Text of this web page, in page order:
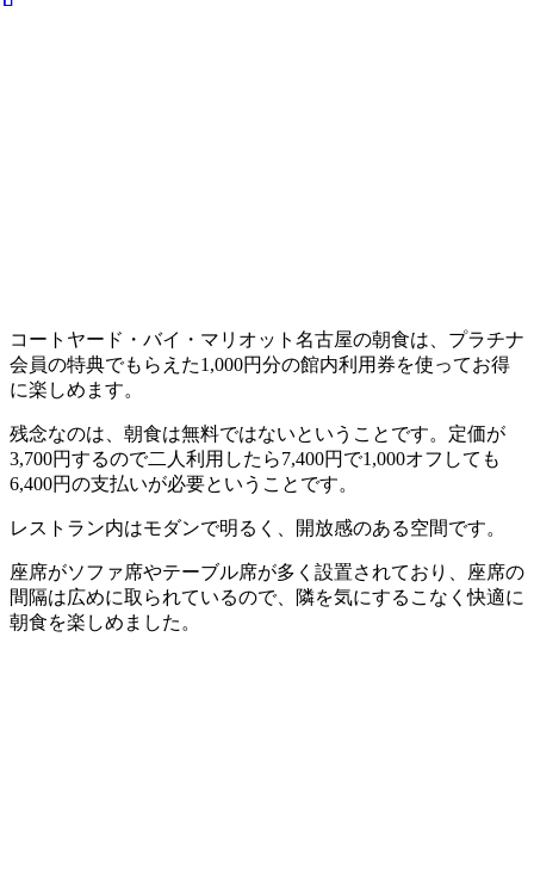
コートヤード・バイ・マリオット名古屋の朝食は、プラチナ
会員の特典でもらえた1,000円分の館内利用券を使ってお得
に楽しめます。
残念なのは、朝食は無料ではないということです。定価が
3,700円するので二人利用したら7,400円で1,000オフしても
6,400円の支払いが必要ということです。
レストラン内はモダンで明るく、開放感のある空間です。
座席がソファ席やテーブル席が多く設置されており、座席の
間隔は広めに取られているので、隣を気にするこなく快適に
朝食を楽しめました。